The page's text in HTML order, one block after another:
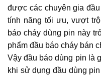
được các chuyên gia
tính năng tối ưu, vượt
báo cháy dùng pin này
phẩm đầu báo cháy bán
Vậy đầu báo dùng pin là
khi sử dụng đầu dùng